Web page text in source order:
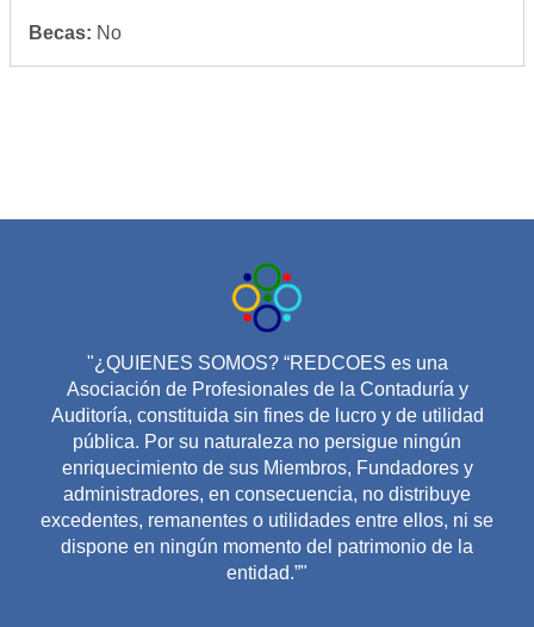
Becas: No
"¿QUIENES SOMOS? “REDCOES es una
Asociación de Profesionales de la Contaduría y
Auditoría, constituida sin fines de lucro y de utilidad
pública. Por su naturaleza no persigue ningún
enriquecimiento de sus Miembros, Fundadores y
administradores, en consecuencia, no distribuye
excedentes, remanentes o utilidades entre ellos, ni se
dispone en ningún momento del patrimonio de la
entidad.”"